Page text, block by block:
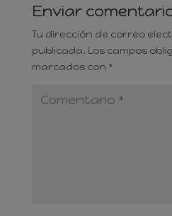
Enviar
Tu dirección de correo
publicada. Los campos
marcados con *